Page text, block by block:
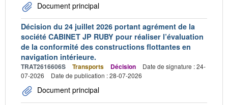
Document principal
Décision du 24 juillet 2026 portant agrément de la
société CABINET JP RUBY pour réaliser l’évaluation
de la conformité des constructions flottantes en
navigation intérieure.
TRAT2616606S Transports Décision
Date de signature : 24-
07-2026
Date de publication : 28-07-2026
Document principal